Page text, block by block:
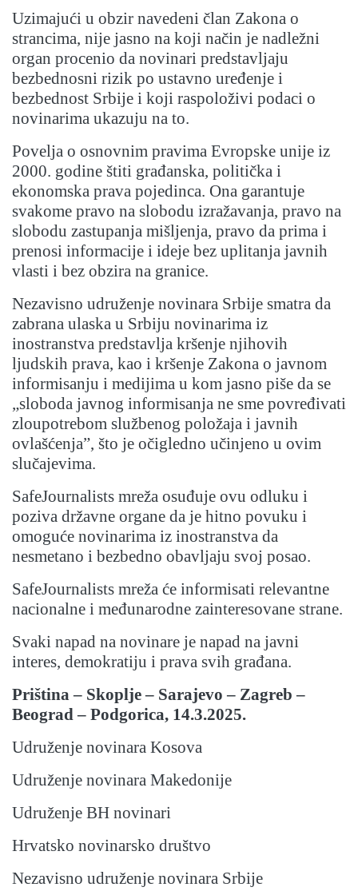
Uzimajući u obzir navedeni član Zakona o
strancima, nije jasno na koji način je nadležni
organ procenio da novinari predstavljaju
bezbednosni rizik po ustavno uređenje i
bezbednost Srbije i koji raspoloživi podaci o
novinarima ukazuju na to.
Povelja o osnovnim pravima Evropske unije iz
2000. godine štiti građanska, politička i
ekonomska prava pojedinca. Ona garantuje
svakome pravo na slobodu izražavanja, pravo na
slobodu zastupanja mišljenja, pravo da prima i
prenosi informacije i ideje bez uplitanja javnih
vlasti i bez obzira na granice.
Nezavisno udruženje novinara Srbije smatra da
zabrana ulaska u Srbiju novinarima iz
inostranstva predstavlja kršenje njihovih
ljudskih prava, kao i kršenje Zakona o javnom
informisanju i medijima u kom jasno piše da se
„sloboda javnog informisanja ne sme povređivati
zloupotrebom službenog položaja i javnih
ovlašćenja”, što je očigledno učinjeno u ovim
slučajevima.
SafeJournalists mreža osuđuje ovu odluku i
poziva državne organe da je hitno povuku i
omoguće novinarima iz inostranstva da
nesmetano i bezbedno obavljaju svoj posao.
SafeJournalists mreža će informisati relevantne
nacionalne i međunarodne zainteresovane strane.
Svaki napad na novinare je napad na javni
interes, demokratiju i prava svih građana.
Priština – Skoplje – Sarajevo – Zagreb –
Beograd – Podgorica, 14.3.2025.
Udruženje novinara Kosova
Udruženje novinara Makedonije
Udruženje BH novinari
Hrvatsko novinarsko društvo
Nezavisno udruženje novinara Srbije